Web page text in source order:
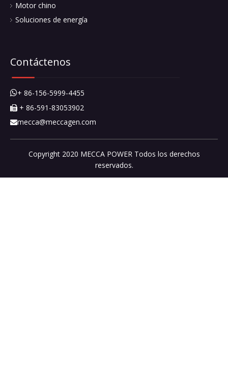
Motor chino
Soluciones de energía
Contáctenos
+ 86-156-5999-4455
 + 86-591-83053902
mecca@meccagen.com
Copyright 2020 MECCA POWER Todos los derechos
reservados.